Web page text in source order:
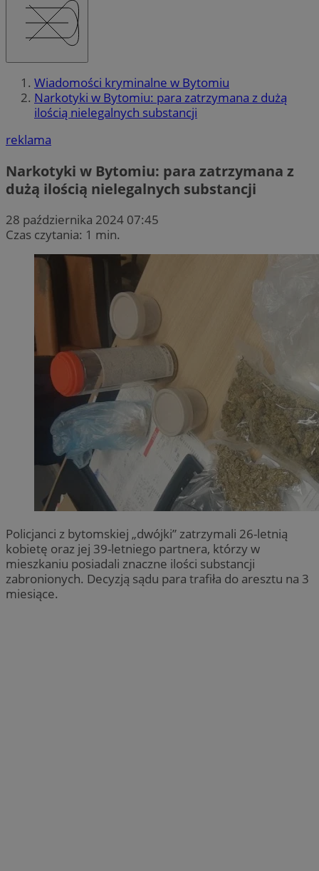
Wiadomości kryminalne w Bytomiu
Narkotyki w Bytomiu: para zatrzymana z dużą
ilością nielegalnych substancji
reklama
Narkotyki w Bytomiu: para zatrzymana z
dużą ilością nielegalnych substancji
28 października 2024 07:45
Czas czytania: 1 min.
Policjanci z bytomskiej „dwójki” zatrzymali 26-letnią
kobietę oraz jej 39-letniego partnera, którzy w
mieszkaniu posiadali znaczne ilości substancji
zabronionych. Decyzją sądu para trafiła do aresztu na 3
miesiące.